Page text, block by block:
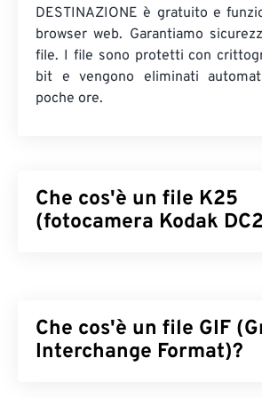
DESTINAZIONE è gratuito e
browser web. Garantiamo
file. I file sono protetti con
bit e vengono eliminati
poche ore.
Che cos'è un file K25
(fotocamera Kodak
sensore CCD (charge-coupled
373 pixel. Negli anni '90 e 2000,
Che cos'è un file GIF
Interchange Format)?